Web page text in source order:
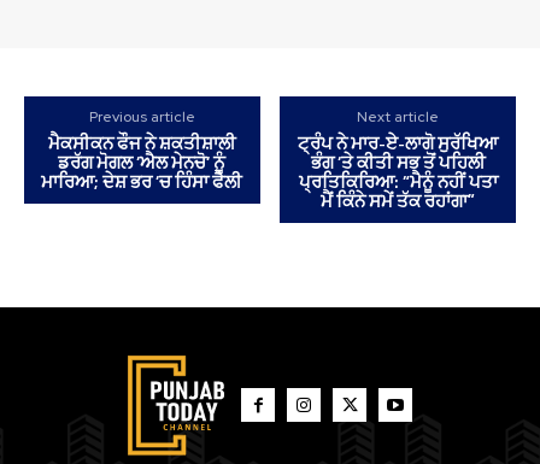
Previous article
ਮੈਕਸੀਕਨ ਫੌਜ ਨੇ ਸ਼ਕਤੀਸ਼ਾਲੀ
ਡਰੱਗ ਮੋਗਲ ‘ਐਲ ਮੇਨਚੋ’ ਨੂੰ
ਮਾਰਿਆ; ਦੇਸ਼ ਭਰ ’ਚ ਹਿੰਸਾ ਫੈਲੀ
Next article
ਟ੍ਰੰਪ ਨੇ ਮਾਰ-ਏ-ਲਾਗੋ ਸੁਰੱਖਿਆ
ਭੰਗ ‘ਤੇ ਕੀਤੀ ਸਭ ਤੋਂ ਪਹਿਲੀ
ਪ੍ਰਤਿਕਿਰਿਆ: “ਮੈਨੂੰ ਨਹੀਂ ਪਤਾ
ਮੈਂ ਕਿੰਨੇ ਸਮੇਂ ਤੱਕ ਰਹਾਂਗਾ”